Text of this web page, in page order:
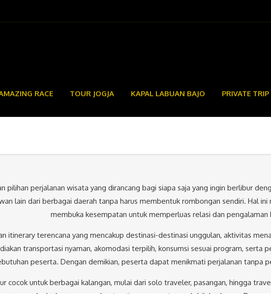
RACE TOUR JOGJA KAPAL LABUAN BAJO PRIVATE TRIP
pilihan perjalanan wisata yang dirancang bagi siapa saja yang ingin berlibur
lain dari berbagai daerah tanpa harus membentuk rombongan sendiri. Hal
membuka kesempatan untuk memperluas relasi dan pengalaman
itinerary terencana yang mencakup destinasi-destinasi unggulan, aktivitas
transportasi nyaman, akomodasi terpilih, konsumsi sesuai program, serta
peserta. Dengan demikian, peserta dapat menikmati perjalanan tanpa
cocok untuk berbagai kalangan, mulai dari solo traveler, pasangan, hingga